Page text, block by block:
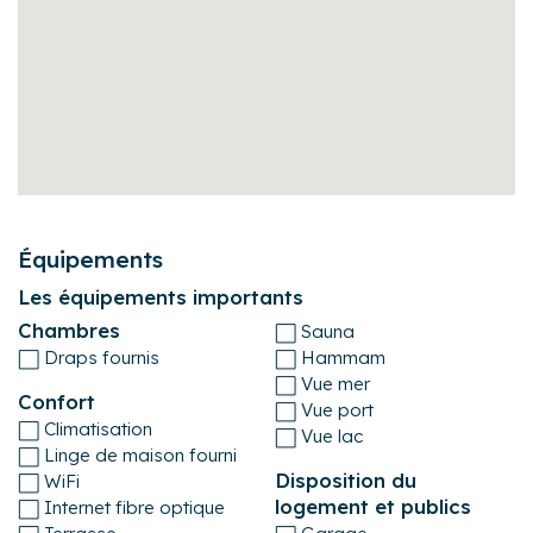
Pour vous assurer un séjour aussi agréable et confortable
équipes de Book&Pay (service de gestion des annonces
et réservations) et Ancelle Conciergerie (service de
conciergerie / intendance).
N'hésitez pas à prendre contact avec nous pour obtenir
des informations complémentaires.
Équipements
Les équipements importants
Chambres
Draps fournis
Hammam
Vue mer